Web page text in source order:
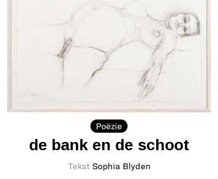
Poëzie
de bank en de schoot
Tekst Sophia Blyden